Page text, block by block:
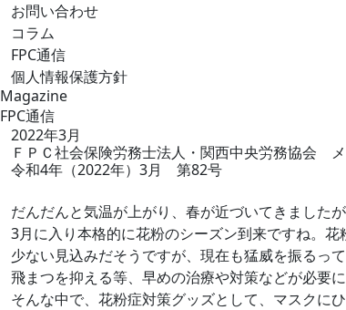
お問い合わせ
コラム
FPC通信
個人情報保護方針
Magazine
FPC通信
2022年3月
ＦＰＣ社会保険労務士法人・関西中央労務協会
令和4年（2022年）3月 第82号
だんだんと気温が上がり、春が近づいてきました
3月に入り本格的に花粉のシーズン到来ですね。
少ない見込みだそうですが、現在も猛威を振るっ
飛まつを抑える等、早めの治療や対策などが必要に
そんな中で、花粉症対策グッズとして、マスクに